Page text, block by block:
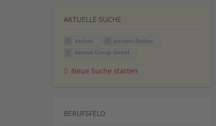
AKTUELLE SUCHE
Vollzeit
Juristen-Stellen
Aeneas Group GmbH
Neue Suche starten
BERUFSFELD